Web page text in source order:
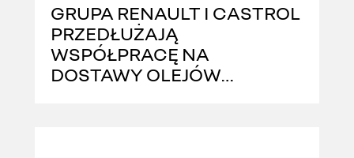
GRUPA RENAULT I CASTROL
PRZEDŁUŻAJĄ
WSPÓŁPRACĘ NA
DOSTAWY OLEJÓW